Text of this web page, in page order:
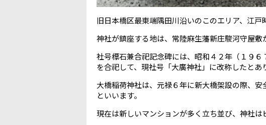
旧日本橋区最東端隅田川沿いのこのエリア、江戸
神社が鎮座する地は、常陸麻生藩新庄駿河守屋敷
社号標石兼合祀記念碑には、昭和４２年（１９
を合祀して、現社号「大廣神社」に改称したとあ
大橋稲荷神社は、元禄６年に新大橋架設の際、
といいます。
現在は新しいマンションが多く立ち並び、神社は